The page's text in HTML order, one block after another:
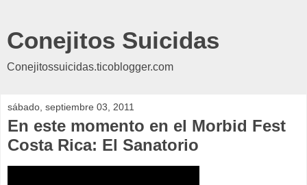
Conejitos Suicidas
Conejitossuicidas.ticoblogger.com
sábado, septiembre 03, 2011
En este momento en el Morbid Fest
Costa Rica: El Sanatorio